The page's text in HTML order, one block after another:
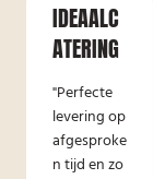
IDEAALC
ATERING
"Perfecte
levering op
afgesproke
n tijd en zo